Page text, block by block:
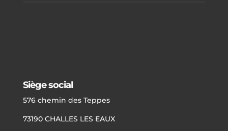
Siège social
576 chemin des Teppes
73190 CHALLES LES EAUX